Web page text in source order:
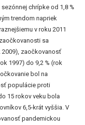
chrípke od 1,8 %
trendom napriek
v roku 2011
sa
2009), zaočkovanosť
1997) do 9,2 % (rok
bol na
populácie proti
15 rokov veku bola
6,5-krát vyššia. V
pandemickou